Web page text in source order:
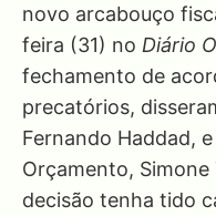
novo arcabouço
feira (31) no Diário
fechamento de
precatórios,
Fernando Haddad,
Orçamento, Simone
decisão tenha tido